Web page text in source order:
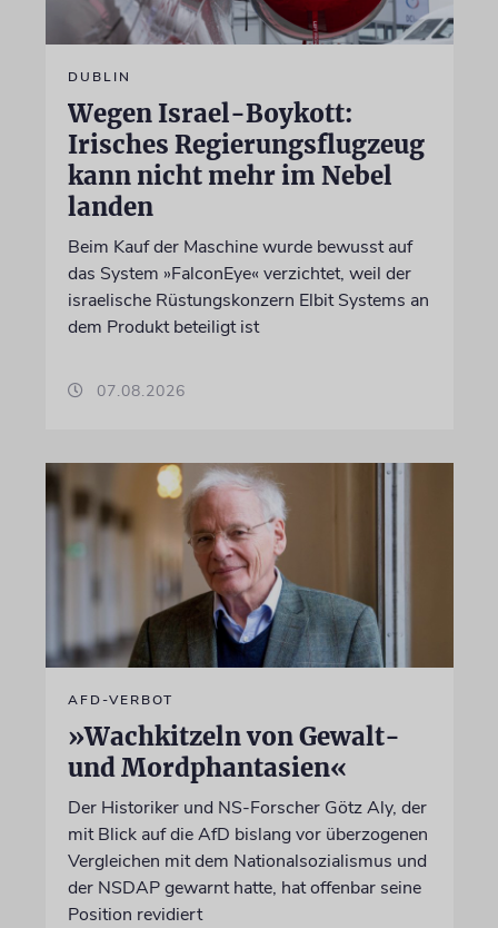
DUBLIN
Wegen Israel-Boykott:
Irisches Regierungsflugzeug
kann nicht mehr im Nebel
landen
Beim Kauf der Maschine wurde bewusst auf
das System »FalconEye« verzichtet, weil der
israelische Rüstungskonzern Elbit Systems an
dem Produkt beteiligt ist
07.08.2026
AFD-VERBOT
»Wachkitzeln von Gewalt-
und Mordphantasien«
Der Historiker und NS-Forscher Götz Aly, der
mit Blick auf die AfD bislang vor überzogenen
Vergleichen mit dem Nationalsozialismus und
der NSDAP gewarnt hatte, hat offenbar seine
Position revidiert